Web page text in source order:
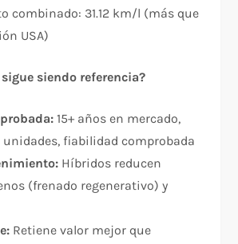
combinado: 31.12 km/l (más que
USA)
siendo referencia?
15+ años en mercado,
unidades, fiabilidad comprobada
Híbridos reducen
(frenado regenerativo) y
Retiene valor mejor que